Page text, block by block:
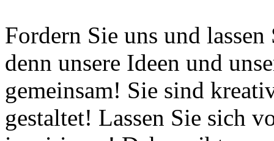
Fordern Sie uns und
denn unsere Ideen und
gemeinsam! Sie sind
gestaltet! Lassen Sie sich